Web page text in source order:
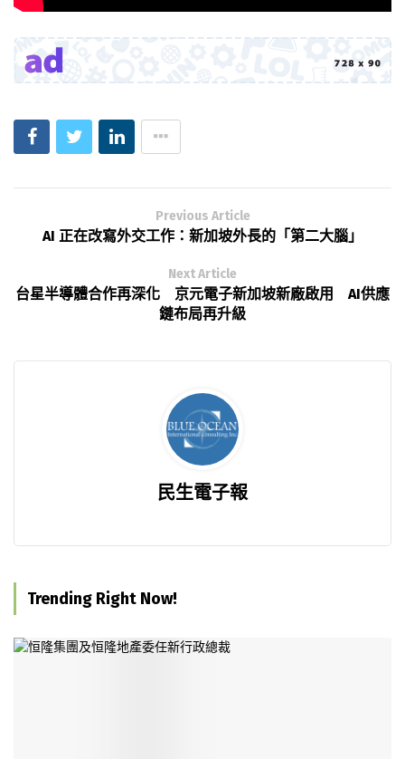
Previous Article
AI 正在改寫外交工作：新加坡外長的「第二大腦」
Next Article
台星半導體合作再深化 京元電子新加坡新廠啟用 AI供應
鏈布局再升級
民生電子報
Trending Right Now!